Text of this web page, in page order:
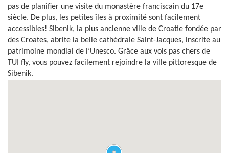
pas de planifier une visite du monastère franciscain du 17e
siècle. De plus, les petites îles à proximité sont facilement
accessibles! Sibenik, la plus ancienne ville de Croatie fondée par
des Croates, abrite la belle cathédrale Saint-Jacques, inscrite au
patrimoine mondial de l’Unesco. Grâce aux vols pas chers de
TUI fly, vous pouvez facilement rejoindre la ville pittoresque de
Sibenik.